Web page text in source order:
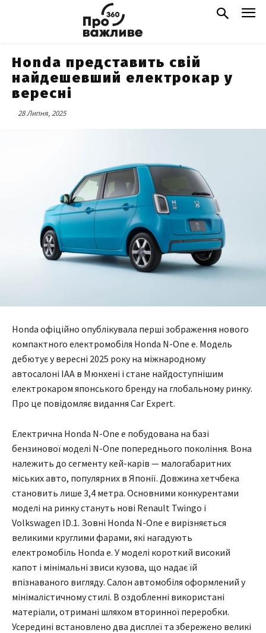
Honda представить свій
найдешевший електрокар у
вересні
28 Липня, 2025
Honda офіційно опублікувала перші зображення нового
компактного електромобіля Honda N-One e. Модель
дебютує у вересні 2025 року на міжнародному
автосалоні IAA в Мюнхені і стане найдоступнішим
електрокаром японського бренду на глобальному ринку.
Про це повідомляє видання Car Expert.
Електрична Honda N-One e побудована на базі
бензинової моделі N-One попереднього покоління. Вона
належить до сегменту кей-карів — малогабаритних
міських авто, популярних в Японії. Довжина хетчбека
становить лише 3,4 метра. Основними конкурентами
моделі на ринку стануть нові Renault Twingo і
Volkswagen ID.1. Зовні Honda N-One e вирізняється
великими круглими фарами, які нагадують
електромобіль Honda e. У моделі короткий високий
капот і мінімальні звиси кузова, що надає їй
впізнаваного вигляду. Салон автомобіля оформлений у
мінімалістичному стилі. В оздобленні використані
матеріали, отримані шляхом вторинної переробки.
Усередині встановлено два дисплеї та збережено великі